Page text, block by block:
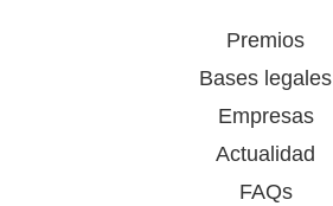
Premios
Bases legales
Empresas
Actualidad
FAQs